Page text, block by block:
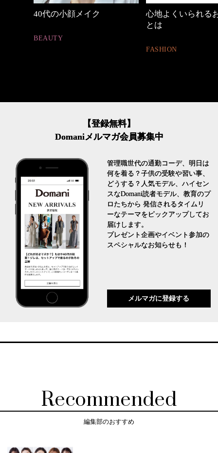
心地よくいられるおしゃれ
働く女性のバッグ
【登録無料】
Domaniメルマガ会員募集中
管理職世代の通勤コーデ、明日は
何を着る？子供の受験や習い事、
どうする？人気モデル、ハイセン
スなDomani読者モデル、教育のプ
ロたちから 発信されるタイムリ
ーなテーマをピックアップしてお
届けします。
プレゼント企画やイベント参加の
スペシャルなお知らせも！
メルマガに登録する
Recommended
編集部のおすすめ